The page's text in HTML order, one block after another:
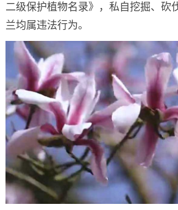
二级保护植物名录》，私自挖掘、砍
兰均属违法行为。